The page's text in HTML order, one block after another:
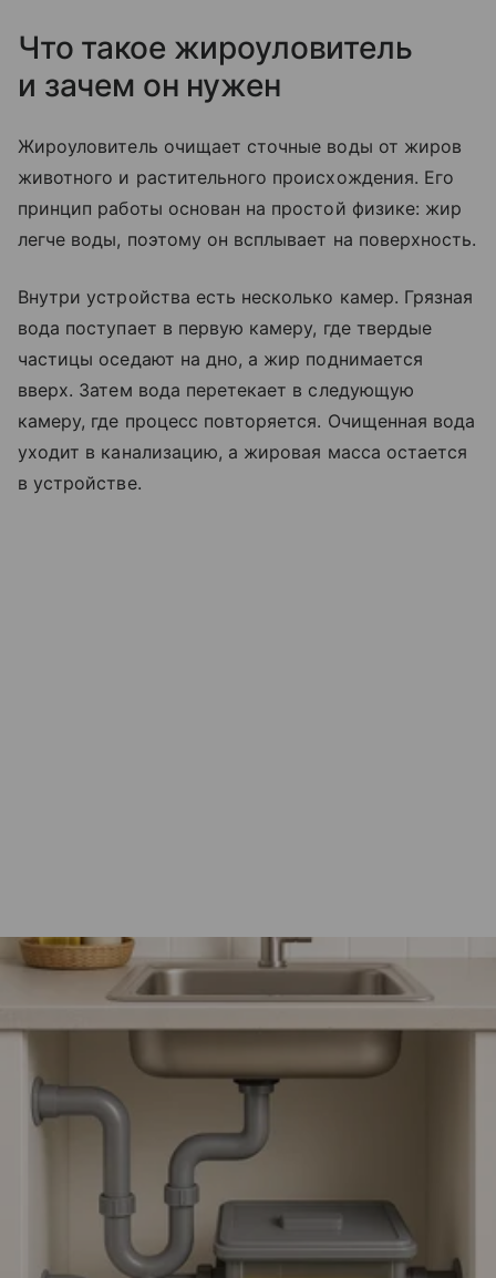
Что такое жироуловитель
и зачем он нужен
Жироуловитель очищает сточные воды от жиров
животного и растительного происхождения. Его
принцип работы основан на простой физике: жир
легче воды, поэтому он всплывает на поверхность.
Внутри устройства есть несколько камер. Грязная
вода поступает в первую камеру, где твердые
частицы оседают на дно, а жир поднимается
вверх. Затем вода перетекает в следующую
камеру, где процесс повторяется. Очищенная вода
уходит в канализацию, а жировая масса остается
в устройстве.